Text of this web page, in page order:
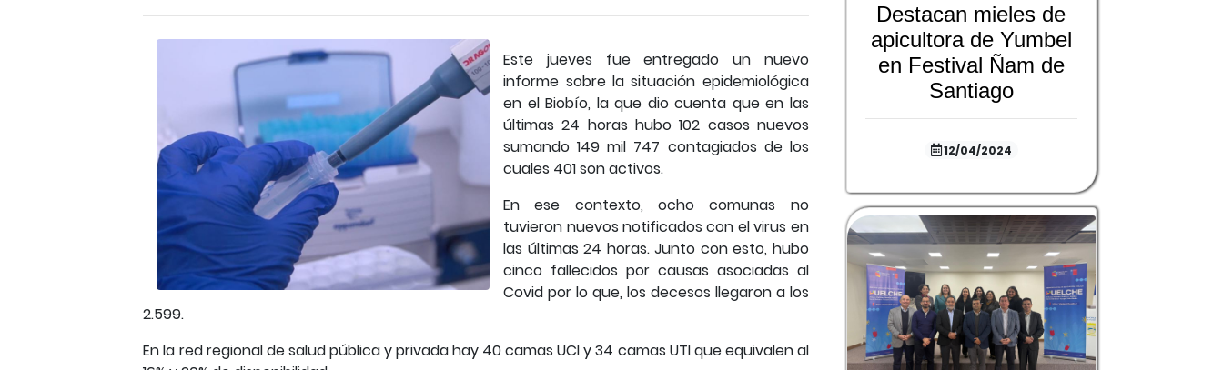
Este jueves fue entregado un nuevo
informe sobre la situación epidemiológica
en el Biobío, la que dio cuenta que en las
últimas 24 horas hubo 102 casos nuevos
sumando 149 mil 747 contagiados de los
cuales 401 son activos.
En ese contexto, ocho comunas no
tuvieron nuevos notificados con el virus en
las últimas 24 horas. Junto con esto, hubo
cinco fallecidos por causas asociadas al
Covid por lo que, los decesos llegaron a los
2.599.
En la red regional de salud pública y privada hay 40 camas UCI y 34 camas UTI que equivalen al
Destacan mieles de
apicultora de Yumbel
en Festival Ñam de
Santiago
12/04/2024